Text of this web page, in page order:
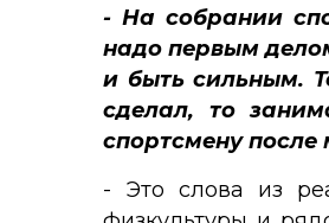
- На собрании
надо первым
и быть сильным.
сделал, то
спортсмену после
- Это слова из